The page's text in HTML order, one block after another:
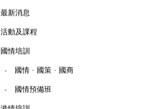
最新消息
活動及課程
國情培訓
- 國情 ． 國策 ． 國商
- 國情預備班